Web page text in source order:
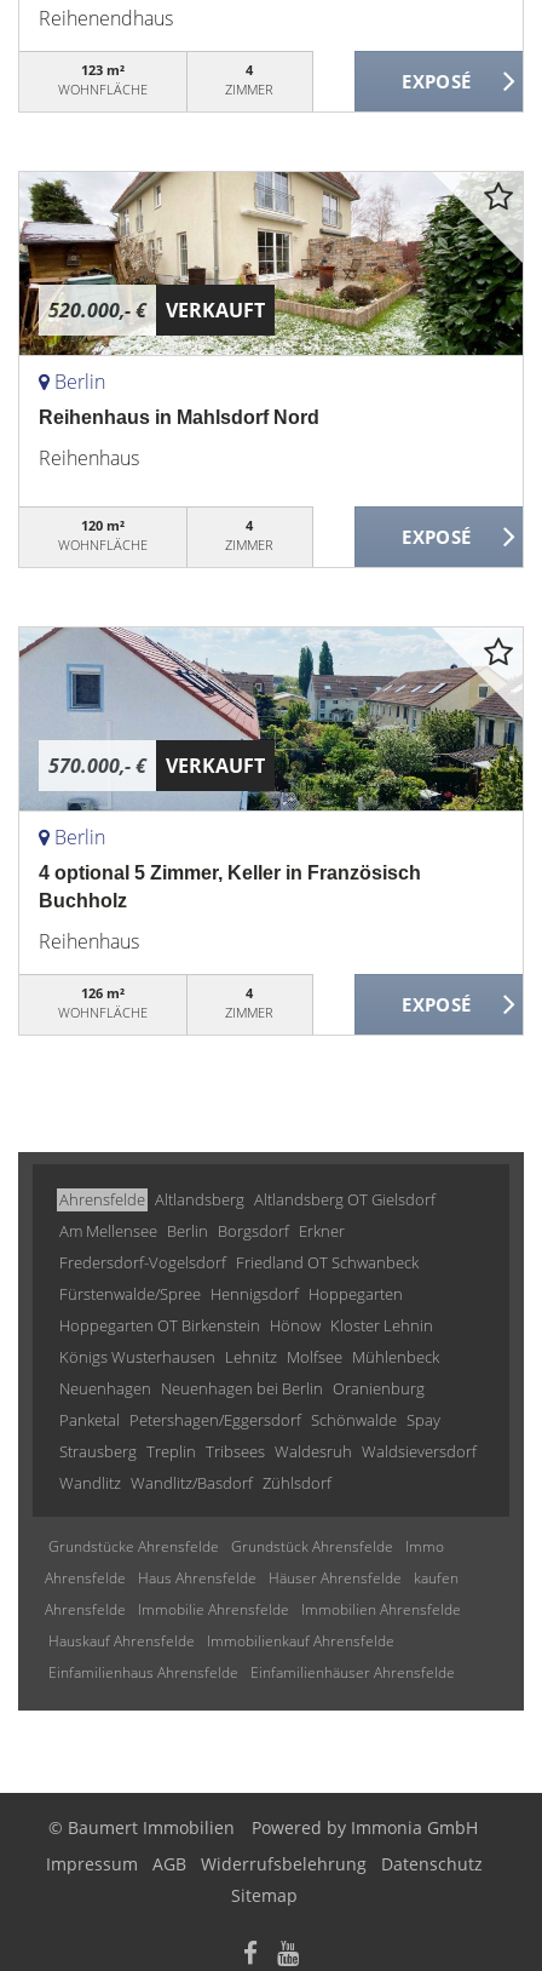
Reihenendhaus
123 m²
WOHNFLÄCHE
4
ZIMMER
520.000,- € VERKAUFT
Berlin
Reihenhaus in Mahlsdorf Nord
Reihenhaus
120 m²
WOHNFLÄCHE
4
ZIMMER
570.000,- € VERKAUFT
Berlin
4 optional 5 Zimmer, Keller in Französisch
Buchholz
Reihenhaus
126 m²
WOHNFLÄCHE
4
ZIMMER
Ahrensfelde Altlandsberg Altlandsberg OT Gielsdorf
Am Mellensee Berlin Borgsdorf Erkner
Fredersdorf-Vogelsdorf Friedland OT Schwanbeck
Fürstenwalde/Spree Hennigsdorf Hoppegarten
Hoppegarten OT Birkenstein Hönow Kloster Lehnin
Königs Wusterhausen Lehnitz Molfsee Mühlenbeck
Neuenhagen Neuenhagen bei Berlin Oranienburg
Panketal Petershagen/Eggersdorf Schönwalde Spay
Strausberg Treplin Tribsees Waldesruh Waldsieversdorf
Wandlitz Wandlitz/Basdorf Zühlsdorf
Grundstücke Ahrensfelde Grundstück Ahrensfelde
Immo
Ahrensfelde
Haus Ahrensfelde Häuser Ahrensfelde
kaufen
Ahrensfelde
Immobilie Ahrensfelde
Immobilien Ahrensfelde
Hauskauf Ahrensfelde
Immobilienkauf Ahrensfelde
Einfamilienhaus Ahrensfelde
Einfamilienhäuser Ahrensfelde
© Baumert Immobilien Powered by Immonia GmbH
Impressum
AGB Widerrufsbelehrung
Datenschutz
Sitemap